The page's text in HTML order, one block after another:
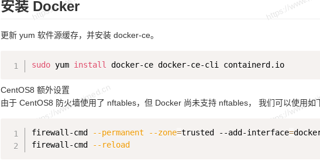
安装 Docker
更新 yum 软件源缓存，并安装 docker-ce。
sudo yum install docker-ce docker-ce-cli containerd.io
CentOS8 额外设置
由于 CentOS8 防火墙使用了 nftables，但 Docker 尚未支持 nftables， 我们可以使用如
firewall-cmd --permanent --zone=trusted --add-interface=
firewall-cmd
--reload